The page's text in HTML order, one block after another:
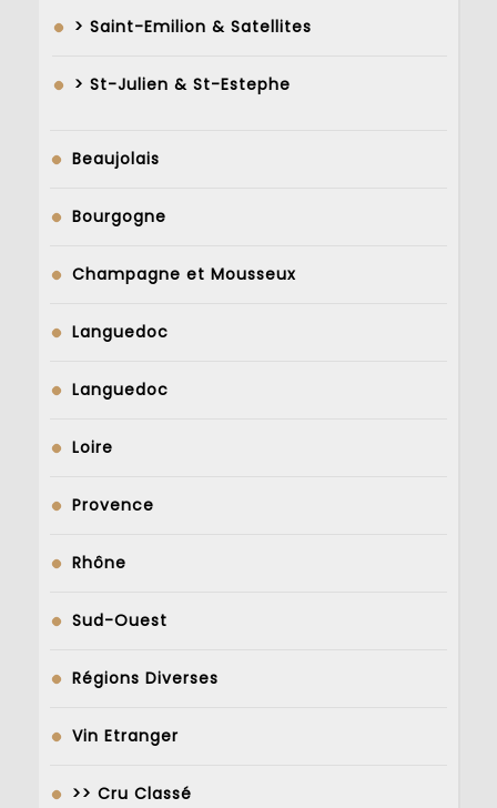
> Saint-Emilion & Satellites
> St-Julien & St-Estephe
Beaujolais
Bourgogne
Champagne et Mousseux
Languedoc
Languedoc
Loire
Provence
Rhône
Sud-Ouest
Régions Diverses
Vin Etranger
>> Cru Classé